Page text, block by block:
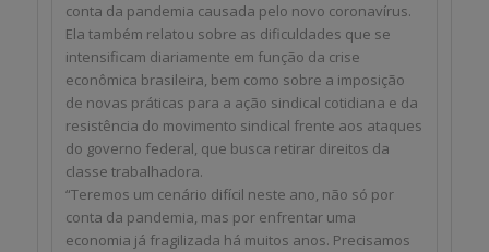
conta da pandemia causada pelo novo coronavírus.
Ela também relatou sobre as dificuldades que se
intensificam diariamente em função da crise
econômica brasileira, bem como sobre a imposição
de novas práticas para a ação sindical cotidiana e da
resistência do movimento sindical frente aos ataques
do governo federal, que busca retirar direitos da
classe trabalhadora.
“Teremos um cenário difícil neste ano, não só por
conta da pandemia, mas por enfrentar uma
economia já fragilizada há muitos anos. Precisamos